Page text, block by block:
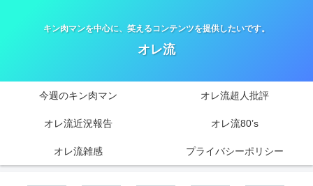
キン肉マンを中心に、笑えるコンテンツを提供したいです。
オレ流
今週のキン肉マン オレ流超人批評
オレ流近況報告 オレ流80’s
オレ流雑感 プライバシーポリシー